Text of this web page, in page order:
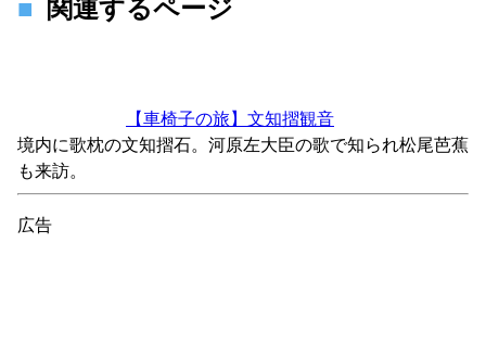
関連するページ
【車椅子の旅】文知摺観音
境内に歌枕の文知摺石。河原左大臣の歌で知られ松尾芭蕉
も来訪。
広告